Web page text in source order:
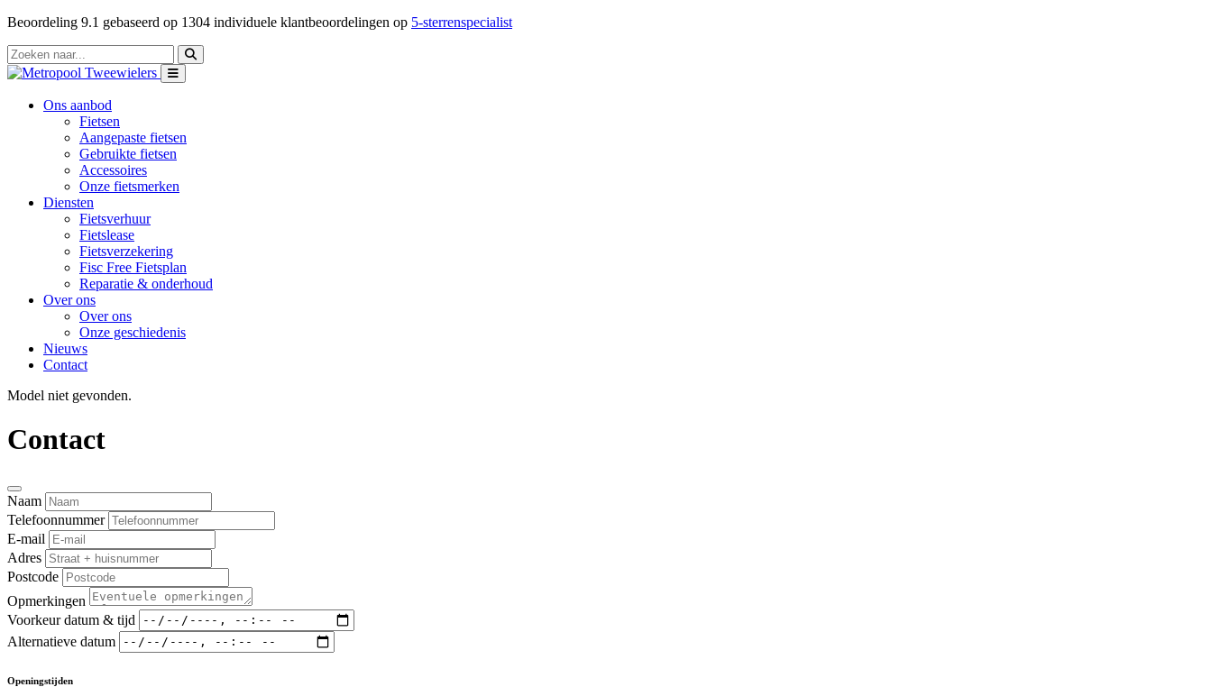
Beoordeling 9.1 gebaseerd op 1304 individuele klantbeoordelingen op 5-sterrenspecialist
Ons aanbod
Fietsen
Aangepaste fietsen
Gebruikte fietsen
Accessoires
Onze fietsmerken
Diensten
Fietsverhuur
Fietslease
Fietsverzekering
Fisc Free Fietsplan
Reparatie & onderhoud
Over ons
Over ons
Onze geschiedenis
Nieuws
Contact
Model niet gevonden.
Contact
Naam
Telefoonnummer
E-mail
Adres
Postcode
Opmerkingen
Voorkeur datum & tijd
Alternatieve datum
Openingstijden